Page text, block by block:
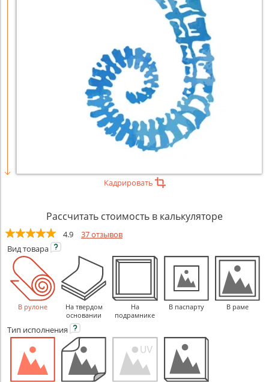
Кадрировать
Рассчитать стоимость в калькуляторе
4.9
37 отзывов
Видтовара
В рулоне
На твердом
основании
На
подрамнике
В паспарту В раме
Тип исполнения